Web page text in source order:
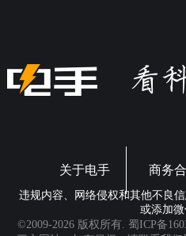
或添加
©2009-2026 版权所有.
蜀ICP备
三方网站，如有侵权，请联系我
用，请于下载后